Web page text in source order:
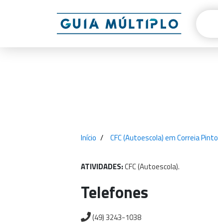
Início CFC (Autoescola) em Correia Pinto
ATIVIDADES:CFC(Autoescola).
Telefones
(49) 3243-1038